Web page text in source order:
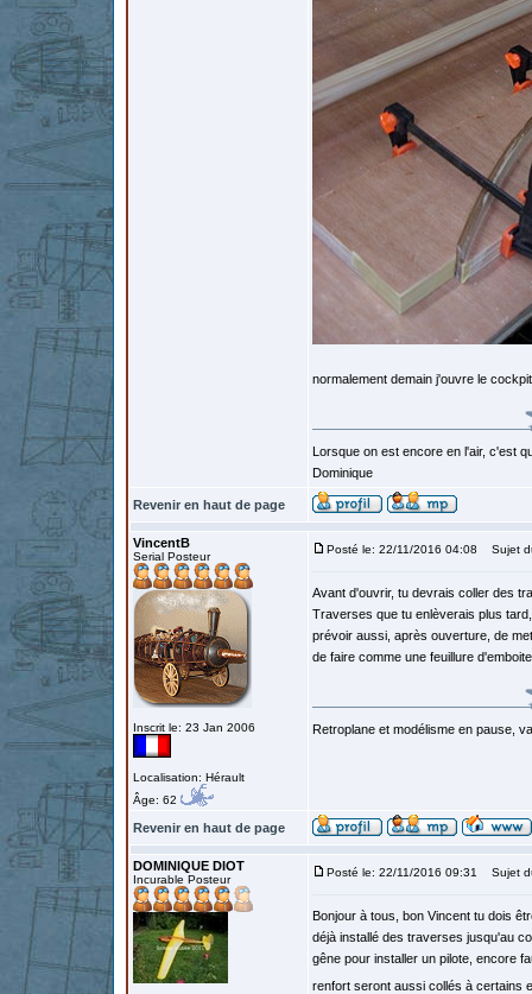
normalement demain j'ouvre le
Lorsque on est encore en l'air, c'est
Dominique
Revenir en haut de page
VincentB
Serial Posteur
Inscrit le: 23 Jan 2006
Localisation: Hérault
Âge: 62
Posté le: 22/11/2016 04:08 Sujet
Avant d'ouvrir, tu devrais coller des
Traverses que tu enlèverais plus
prévoir aussi, après ouverture, de
de faire comme une feuillure
Retroplane et modélisme en pause,
Revenir en haut de page
DOMINIQUE DIOT
Incurable Posteur
Posté le: 22/11/2016 09:31 Sujet
Bonjour à tous, bon Vincent tu dois
déjà installé des traverses jusqu'au
gêne pour installer un pilote, encore
renfort seront aussi collés à certains